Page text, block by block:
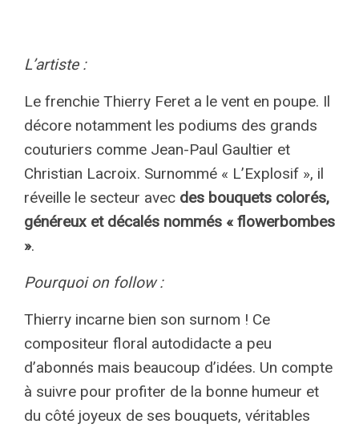
L’artiste :
Le frenchie Thierry Feret a le vent en poupe. Il
décore notamment les podiums des grands
couturiers comme Jean-Paul Gaultier et
Christian Lacroix. Surnommé « L’Explosif », il
réveille le secteur avec des bouquets colorés,
généreux et décalés nommés « flowerbombes
».
Pourquoi on follow :
Thierry incarne bien son surnom ! Ce
compositeur floral autodidacte a peu
d’abonnés mais beaucoup d’idées. Un compte
à suivre pour profiter de la bonne humeur et
du côté joyeux de ses bouquets, véritables